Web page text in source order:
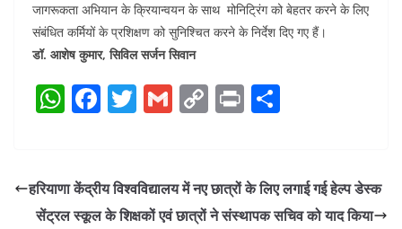
जागरूकता अभियान के क्रियान्वयन के साथ मोनिट्रिंग को बेहतर करने के लिए
संबंधित कर्मियों के प्रशिक्षण को सुनिश्चित करने के निर्देश दिए गए हैं।
डॉ. आशेष कुमार, सिविल सर्जन सिवान
W
s
A
F
e
b
T
er
G
l
C
y
Li
Pr
e
हरियाणा केंद्रीय विश्वविद्यालय में नए छात्रों के लिए लगाई गई हेल्प डेस्क
सेंट्रल स्कूल के शिक्षकों एवं छात्रों ने संस्थापक सचिव को याद किया